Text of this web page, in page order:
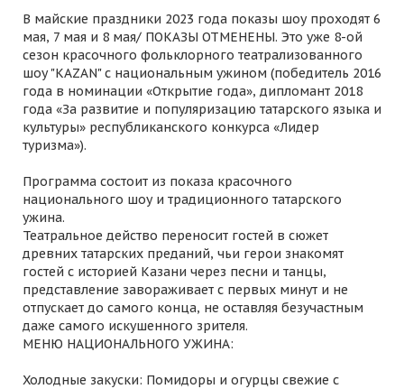
В майские праздники 2023 года показы шоу проходят 6
мая, 7 мая и 8 мая/ ПОКАЗЫ ОТМЕНЕНЫ. Это уже 8-ой
сезон красочного фольклорного театрализованного
шоу "KAZAN" с национальным ужином (победитель 2016
года в номинации «Открытие года», дипломант 2018
года «За развитие и популяризацию татарского языка и
культуры» республиканского конкурса «Лидер
туризма»).
Программа состоит из показа красочного
национального шоу и традиционного татарского
ужина.
Театральное действо переносит гостей в сюжет
древних татарских преданий, чьи герои знакомят
гостей с историей Казани через песни и танцы,
представление завораживает с первых минут и не
отпускает до самого конца, не оставляя безучастным
даже самого искушенного зрителя.
МЕНЮ НАЦИОНАЛЬНОГО УЖИНА:
Холодные закуски: Помидоры и огурцы свежие с